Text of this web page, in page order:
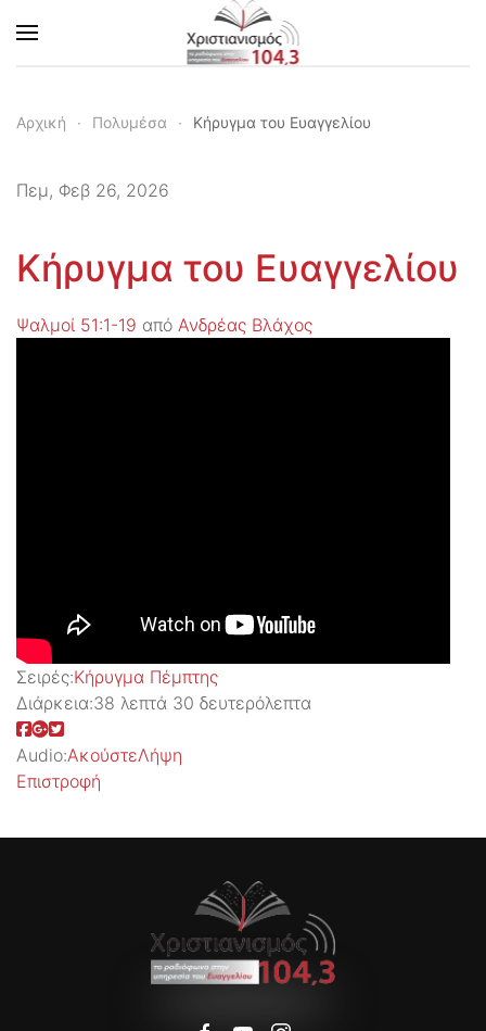
Skip to main content
Αρχική Πολυμέσα Κήρυγμα του Ευαγγελίου
Πεμ, Φεβ 26, 2026
Κήρυγμα του Ευαγγελίου
Ψαλμοί 51:1-19 από Ανδρέας Βλάχος
Σειρές:Kήρυγμα Πέμπτης
Διάρκεια:38 λεπτά 30 δευτερόλεπτα
Audio:ΑκούστεΛήψη
Επιστροφή